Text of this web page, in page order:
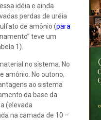
idéia e ainda
perdas de uréia
de amônio (para
teve um
1).
no sistema. No
amônio. No outono,
ao sistema
da base da
(elevada
na camada de 10 –